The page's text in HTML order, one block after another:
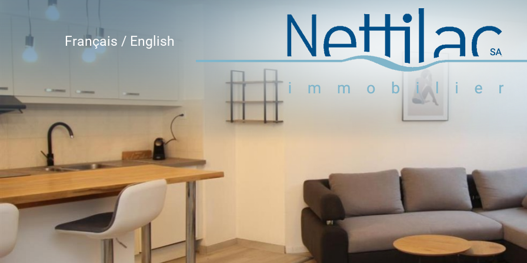
Français / English
Logements meublés
Logements non meublés
Parkings et garages
Locaux commerciaux
+41 22 312 04 75